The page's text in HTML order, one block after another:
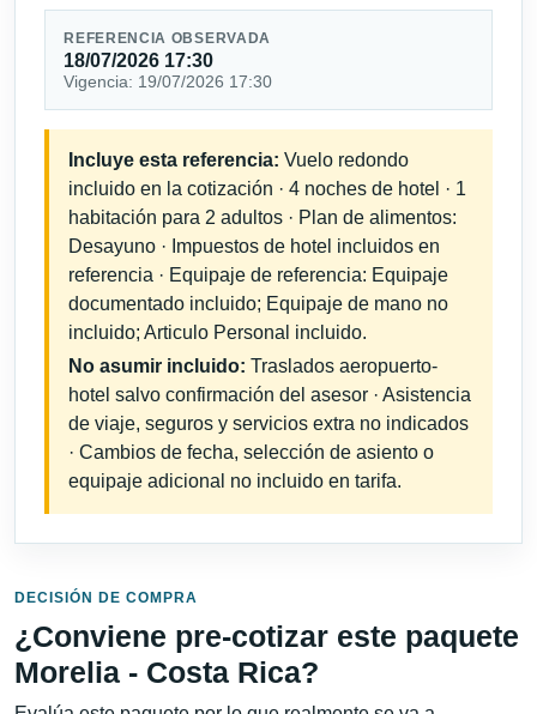
REFERENCIA OBSERVADA
18/07/2026 17:30
Vigencia: 19/07/2026 17:30
Incluye esta referencia: Vuelo redondo
incluido en la cotización · 4 noches de hotel · 1
habitación para 2 adultos · Plan de alimentos:
Desayuno · Impuestos de hotel incluidos en
referencia · Equipaje de referencia: Equipaje
documentado incluido; Equipaje de mano no
incluido; Articulo Personal incluido.
No asumir incluido: Traslados aeropuerto-
hotel salvo confirmación del asesor · Asistencia
de viaje, seguros y servicios extra no indicados
· Cambios de fecha, selección de asiento o
equipaje adicional no incluido en tarifa.
DECISIÓN DE COMPRA
¿Conviene pre-cotizar este paquete
Morelia - Costa Rica?